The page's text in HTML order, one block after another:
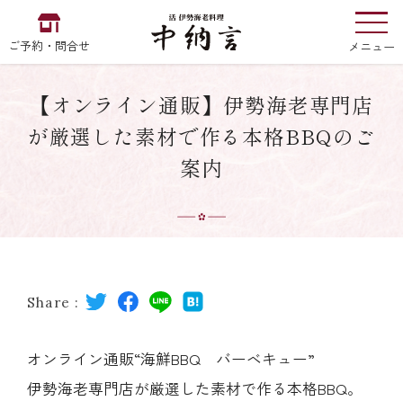
ご予約・問合せ メニュー
中納言 のお食い初め
中文
中納言の伊勢海老
用途・シーン
【オンライン通販】伊勢海老専門店
が厳選した素材で作る本格BBQのご
案内
Share :
オンライン通販“海鮮BBQ バーベキュー”
伊勢海老専門店が厳選した素材で作る本格BBQ。